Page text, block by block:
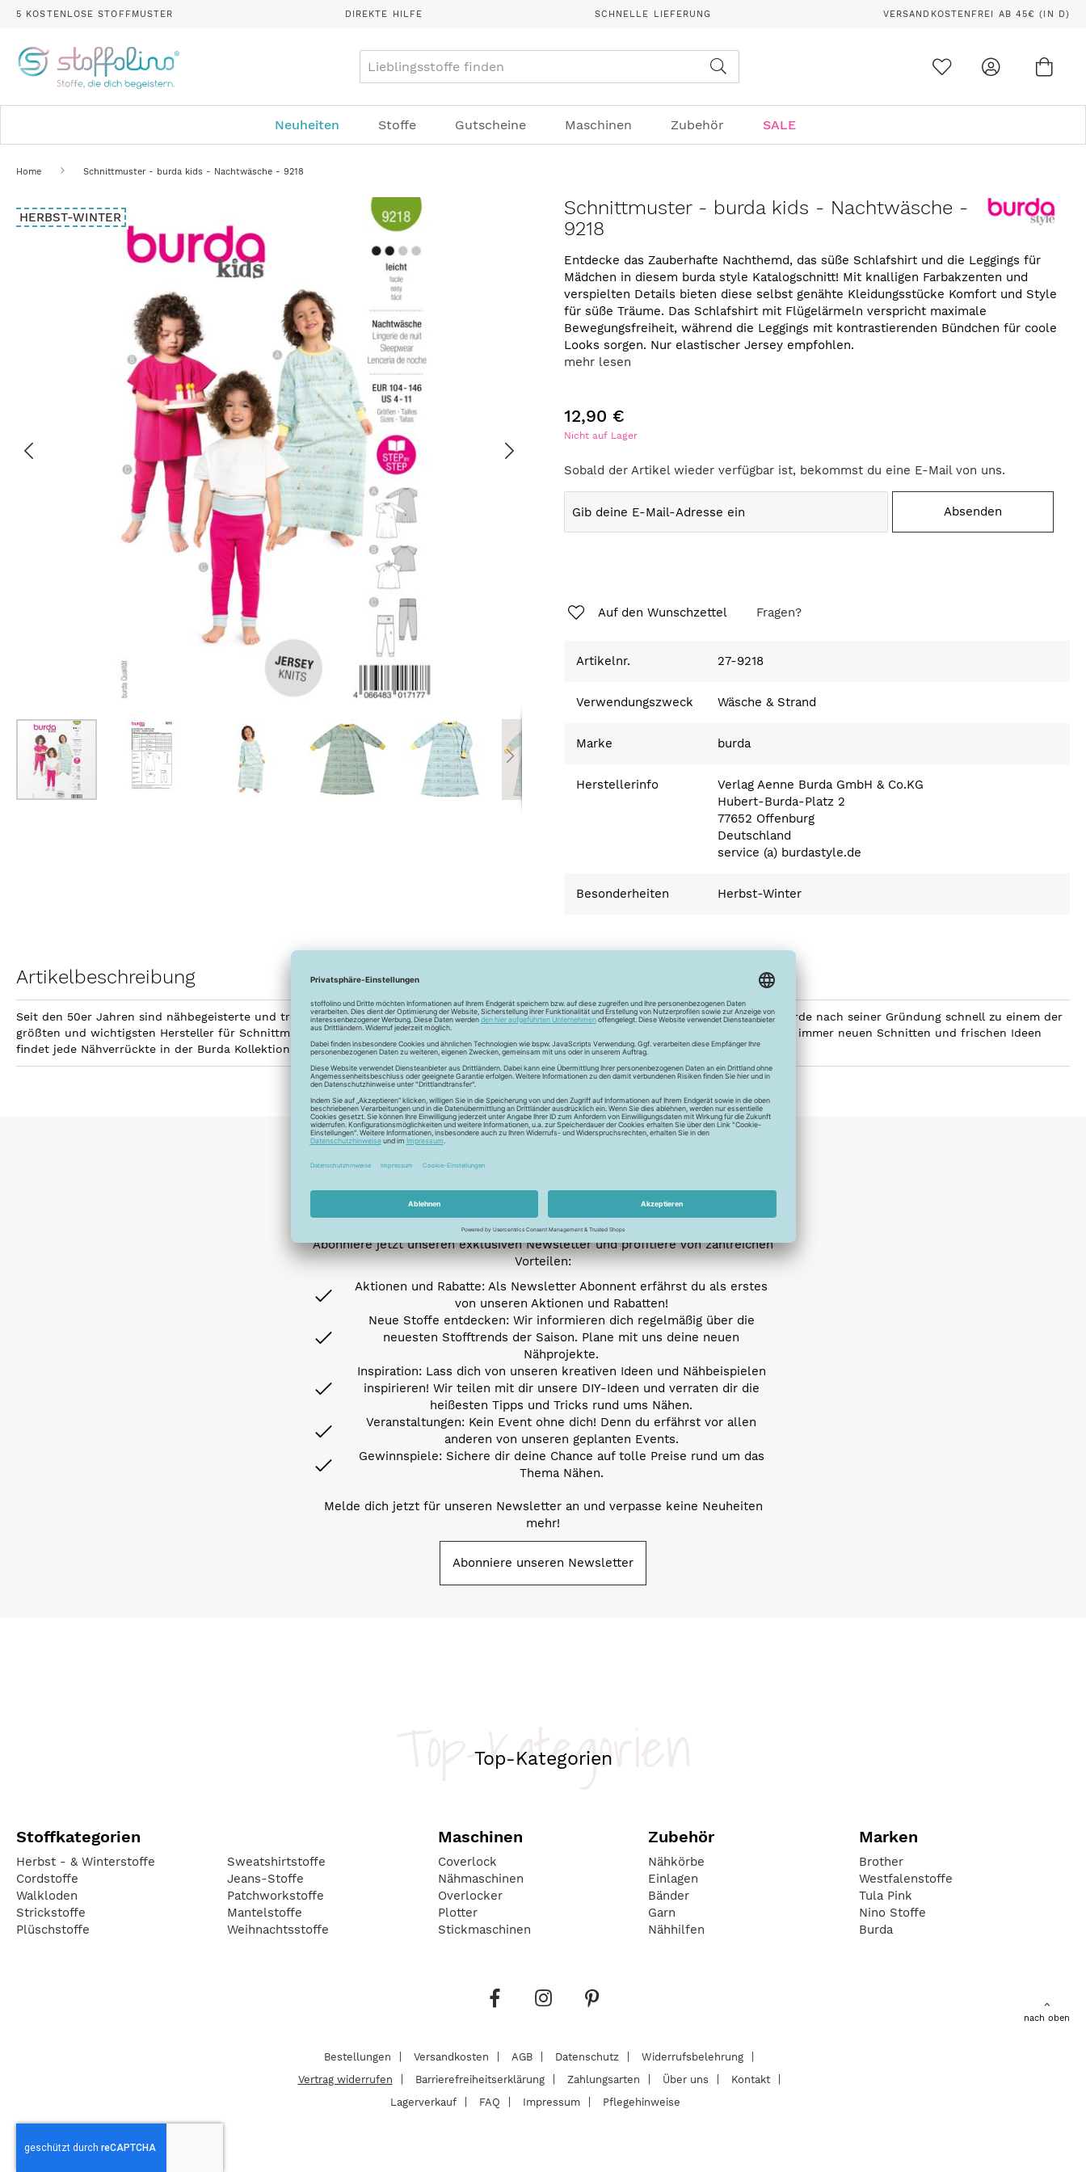
5 KOSTENLOSE STOFFMUSTER DIREKTE HILFE SCHNELLE LIEFERUNG VERSANDKOSTENFREI AB 45€ (IN D)
Suche
Neuheiten Stoffe Gutscheine Maschinen Zubehör SALE
Home Schnittmuster - burda kids - Nachtwäsche - 9218
Zum
Ende
HERBST-WINTER
Schnittmuster - burda kids - Nachtwäsche -
9218
Entdecke das Zauberhafte Nachthemd, das süße Schlafshirt und die Leggings für
Mädchen in diesem burda style Katalogschnitt! Mit knalligen Farbakzenten und
verspielten Details bieten diese selbst genähte Kleidungsstücke Komfort und Style
für süße Träume. Das Schlafshirt mit Flügelärmeln verspricht maximale
Bewegungsfreiheit, während die Leggings mit kontrastierenden Bündchen für coole
Looks sorgen. Nur elastischer Jersey empfohlen.
mehr lesen
12,90 €
Nicht auf Lager
Sobald der Artikel wieder verfügbar ist, bekommst du eine E-Mail von uns.
Absenden
Auf den Wunschzettel Fragen?
Artikelnr. 27-9218
Verwendungszweck Wäsche & Strand
Marke burda
Herstellerinfo
Verlag Aenne Burda GmbH & Co.KG
Hubert-Burda-Platz 2
77652 Offenburg
Deutschland
service (a) burdastyle.de
Besonderheiten Herbst-Winter
Artikelbeschreibung
Seit den 50er Jahren sind nähbegeisterte und trendbewusste Frauen verliebt in die Schnitte von Burdastyle. Das Unternehmen Burda wurde nach seiner Gründung schnell zu einem der
größten und wichtigsten Hersteller für Schnittmuster. Bis heute ist die Beliebtheit bei Hobbyschneiderinnen und Profis ungebrochen. Mit immer neuen Schnitten und frischen Ideen
findet jede Nähverrückte in der Burda Kollektion den passenden Schnitt.
Newsletter
Abonniere jetzt unseren exklusiven Newsletter und profitiere von zahlreichen
Vorteilen:
Aktionen und Rabatte: Als Newsletter Abonnent erfährst du als erstes
von unseren Aktionen und Rabatten!
Neue Stoffe entdecken: Wir informieren dich regelmäßig über die
neuesten Stofftrends der Saison. Plane mit uns deine neuen
Nähprojekte.
Inspiration: Lass dich von unseren kreativen Ideen und Nähbeispielen
inspirieren! Wir teilen mit dir unsere DIY-Ideen und verraten dir die
heißesten Tipps und Tricks rund ums Nähen.
Veranstaltungen: Kein Event ohne dich! Denn du erfährst vor allen
anderen von unseren geplanten Events.
Gewinnspiele: Sichere dir deine Chance auf tolle Preise rund um das
Thema Nähen.
Melde dich jetzt für unseren Newsletter an und verpasse keine Neuheiten
mehr!
Abonniere unseren Newsletter
Top-Kategorien
Top-Kategorien
Stoffkategorien
Herbst - & Winterstoffe
Cordstoffe
Walkloden
Strickstoffe
Plüschstoffe
Sweatshirtstoffe
Jeans-Stoffe
Patchworkstoffe
Mantelstoffe
Weihnachtsstoffe
Maschinen
Coverlock
Nähmaschinen
Overlocker
Plotter
Stickmaschinen
Zubehör
Nähkörbe
Einlagen
Bänder
Garn
Nähhilfen
Marken
Brother
Westfalenstoffe
Tula Pink
Nino Stoffe
Burda
nach oben
Bestellungen Versandkosten AGB Datenschutz
Widerrufsbelehrung
Vertrag widerrufen
Barrierefreiheitserklärung Zahlungsarten Über uns
Kontakt
Lagerverkauf
FAQ Impressum Pflegehinweise